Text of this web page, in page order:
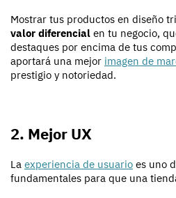
Mostrar tus productos en diseño
valor diferencial en tu negocio,
destaques por encima de tus
aportará una mejor imagen de
prestigio y notoriedad.
2. Mejor UX
La experiencia de usuario es uno
fundamentales para que una